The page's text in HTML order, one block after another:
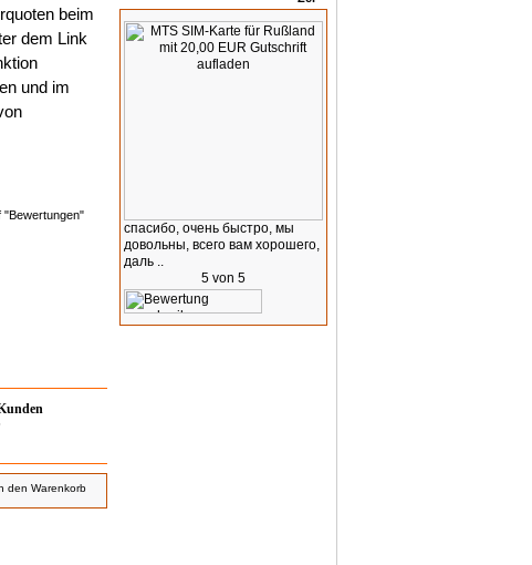
beim
dem Link
und im
"Bewertungen"
спасибо, очень быстро, мы
довольны, всего вам хорошего,
даль ..